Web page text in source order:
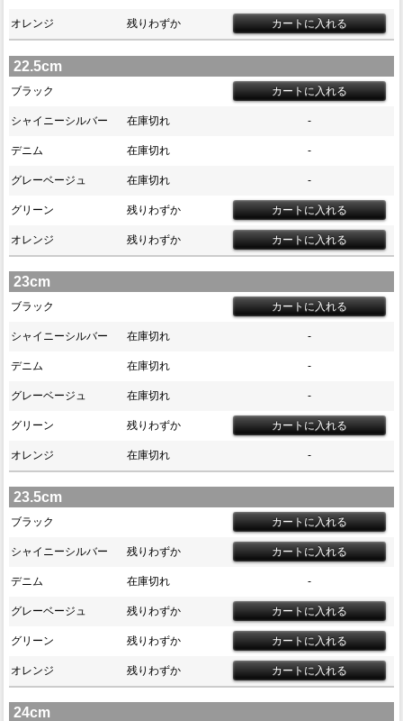
オレンジ 残りわずか
22.5cm
ブラック
シャイニーシルバー 在庫切れ -
デニム 在庫切れ -
グレーベージュ 在庫切れ -
グリーン 残りわずか
オレンジ 残りわずか
23cm
ブラック
シャイニーシルバー 在庫切れ -
デニム 在庫切れ -
グレーベージュ 在庫切れ -
グリーン 残りわずか
オレンジ 在庫切れ -
23.5cm
ブラック
シャイニーシルバー 残りわずか
デニム 在庫切れ -
グレーベージュ 残りわずか
グリーン 残りわずか
オレンジ 残りわずか
24cm